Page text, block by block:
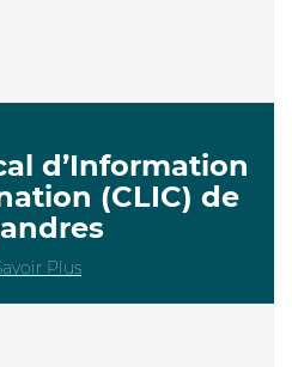
d’Information
(CLIC) de
Plus